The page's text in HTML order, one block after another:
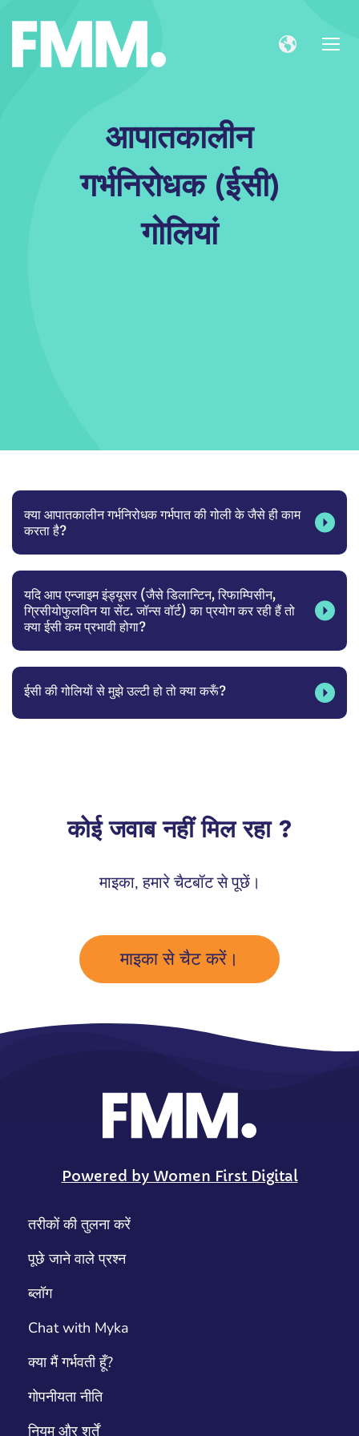
आपातकालीन
गर्भनिरोधक (ईसी)
गोलियां
क्या आपातकालीन गर्भनिरोधक गर्भपात की गोली के जैसे ही काम
करता है?
यदि आप एन्जाइम इंड्यूसर (जैसे डिलान्टिन, रिफाम्पिसीन,
ग्रिसीयोफुलविन या सेंट. जॉन्स वॉर्ट) का प्रयोग कर रही हैं तो
क्या ईसी कम प्रभावी होगा?
ईसी की गोलियों से मुझे उल्टी हो तो क्या करूँ?
कोई जवाब नहीं मिल रहा ?
माइका, हमारे चैटबॉट से पूछें।
माइका से चैट करें।
Powered by Women First Digital
तरीकों की तुलना करें
पूछे जाने वाले प्रश्न
ब्लॉग
Chat with Myka
क्या मैं गर्भवती हूँ?
गोपनीयता नीति
नियम और शर्तें